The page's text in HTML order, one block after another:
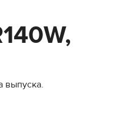
выпуска.